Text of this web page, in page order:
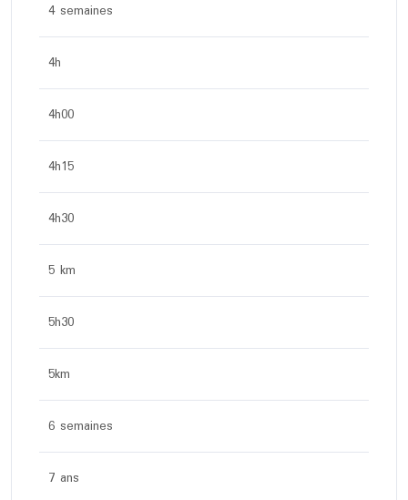
4 semaines
4h
4h00
4h15
4h30
5 km
5h30
5km
6 semaines
7 ans